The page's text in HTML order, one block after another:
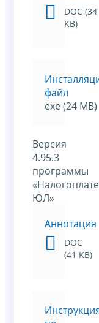
DOC (34
KB)
файл
exe (24 MB)
Версия
4.95.3
программы
ЮЛ»
Аннотация
DOC
(41 KB)